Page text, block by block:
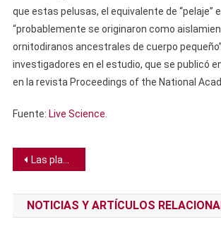
que estas pelusas, el equivalente de “pelaje”
“probablemente se originaron como
ornitodiranos ancestrales de cuerpo
investigadores en el estudio, que se publicó
en la revista Proceedings of the National
Fuente: Live Science
Navegación
de
entradas
Las plantas envían bajo tierra señales eléctricas, señala un estudio
NOTICIAS Y ARTÍCULOS